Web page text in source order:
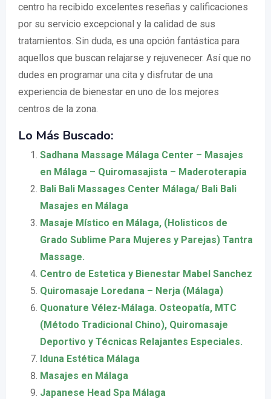
centro ha recibido excelentes reseñas y calificaciones
por su servicio excepcional y la calidad de sus
tratamientos. Sin duda, es una opción fantástica para
aquellos que buscan relajarse y rejuvenecer. Así que no
dudes en programar una cita y disfrutar de una
experiencia de bienestar en uno de los mejores
centros de la zona.
Lo Más Buscado:
Sadhana Massage Málaga Center – Masajes
en Málaga – Quiromasajista – Maderoterapia
Bali Bali Massages Center Málaga/ Bali Bali
Masajes en Málaga
Masaje Místico en Málaga, (Holisticos de
Grado Sublime Para Mujeres y Parejas) Tantra
Massage.
Centro de Estetica y Bienestar Mabel Sanchez
Quiromasaje Loredana – Nerja (Málaga)
Quonature Vélez-Málaga. Osteopatía, MTC
(Método Tradicional Chino), Quiromasaje
Deportivo y Técnicas Relajantes Especiales.
Iduna Estética Málaga
Masajes en Málaga
Japanese Head Spa Málaga